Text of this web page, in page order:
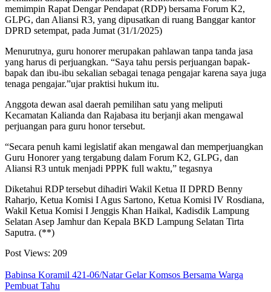
memimpin Rapat Dengar Pendapat (RDP) bersama Forum K2,
GLPG, dan Aliansi R3, yang dipusatkan di ruang Banggar kantor
DPRD setempat, pada Jumat (31/1/2025)
Menurutnya, guru honorer merupakan pahlawan tanpa tanda jasa
yang harus di perjuangkan. “Saya tahu persis perjuangan bapak-
bapak dan ibu-ibu sekalian sebagai tenaga pengajar karena saya juga
tenaga pengajar.”ujar praktisi hukum itu.
Anggota dewan asal daerah pemilihan satu yang meliputi
Kecamatan Kalianda dan Rajabasa itu berjanji akan mengawal
perjuangan para guru honor tersebut.
“Secara penuh kami legislatif akan mengawal dan memperjuangkan
Guru Honorer yang tergabung dalam Forum K2, GLPG, dan
Aliansi R3 untuk menjadi PPPK full waktu,” tegasnya
Diketahui RDP tersebut dihadiri Wakil Ketua II DPRD Benny
Raharjo, Ketua Komisi I Agus Sartono, Ketua Komisi IV Rosdiana,
Wakil Ketua Komisi I Jenggis Khan Haikal, Kadisdik Lampung
Selatan Asep Jamhur dan Kepala BKD Lampung Selatan Tirta
Saputra. (**)
Post Views: 209
Babinsa Koramil 421-06/Natar Gelar Komsos Bersama Warga
Pembuat Tahu